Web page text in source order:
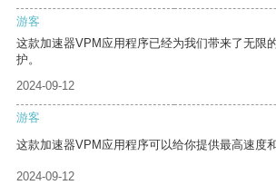
游客
这款加速器VPM应用程序已经为我们带来了无限
护。
2024-09-12
游客
这款加速器VPM应用程序可以给你提供最高速度
2024-09-12